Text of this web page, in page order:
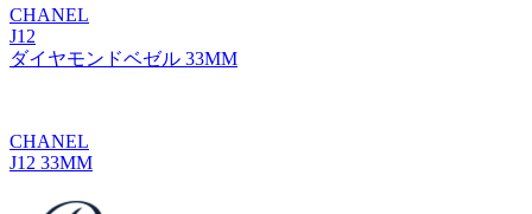
CHANEL
J12
ダイヤモンドベゼル 33MM
CHANEL
J12 33MM